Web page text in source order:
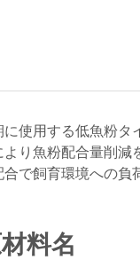
使用する低魚粉タ
り魚粉配合量削減
で飼育環境への負
料名